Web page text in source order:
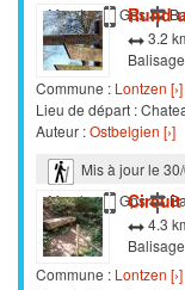
Marche
Gps
Rund
3.2
Commune : Lontzen [›]
Lieu de départ :
Auteur :Ostbelgien [›]
Mis à jour le
Marche
Gps
Circuit
4.3
Commune : Lontzen [›]